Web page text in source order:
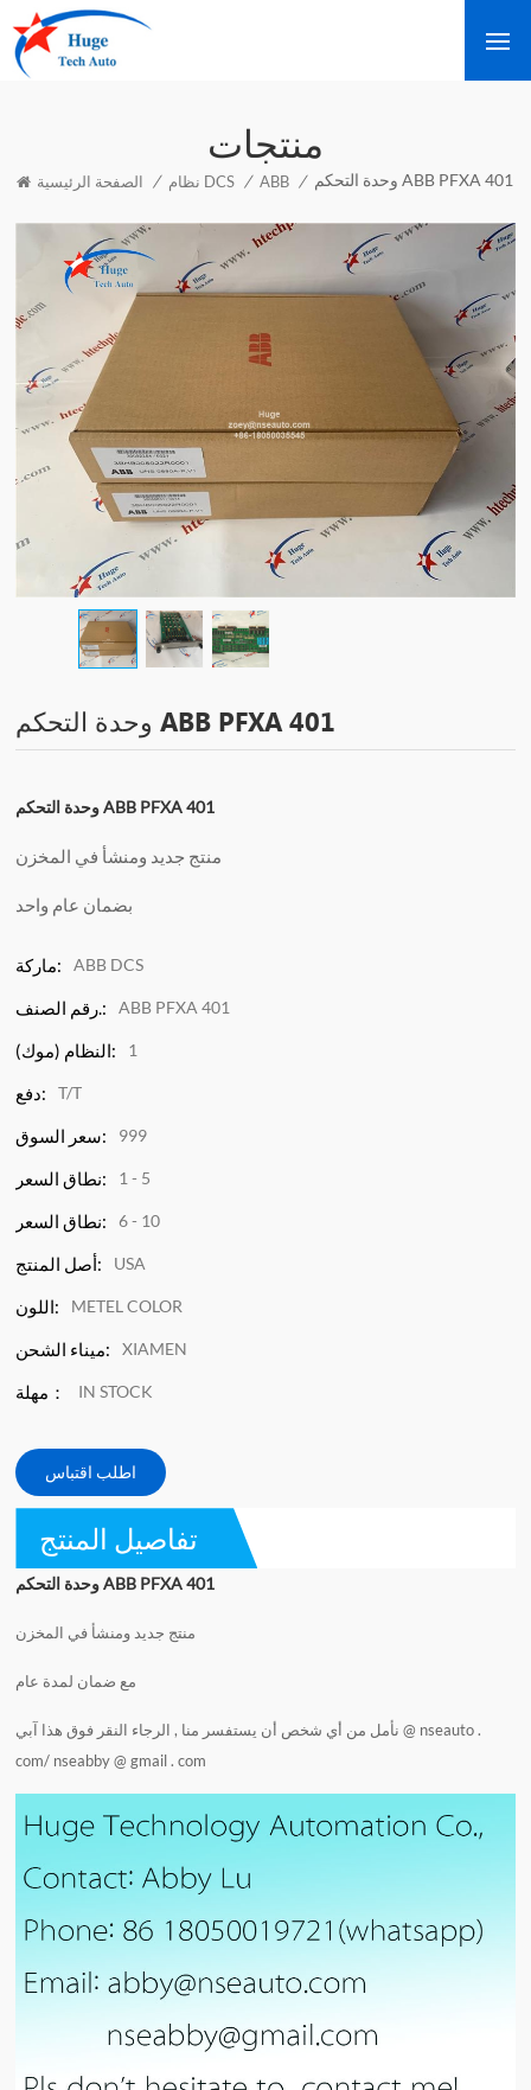
منتجات
الصفحة الرئيسية / نظام DCS / ABB / وحدة التحكم ABB PFXA 401
وحدة التحكم ABB PFXA 401
وحدة التحكم ABB PFXA 401
منتج جديد ومنشأ في المخزن
بضمان عام واحد
ماركة: ABB DCS
رقم الصنف.: ABB PFXA 401
النظام (موك): 1
دفع: T/T
سعر السوق: 999
نطاق السعر: 1 - 5
نطاق السعر: 6 - 10
أصل المنتج: USA
اللون: METEL COLOR
ميناء الشحن: XIAMEN
مهلة： IN STOCK
اطلب اقتباس
تفاصيل المنتج
وحدة التحكم ABB PFXA 401
منتج جديد ومنشأ في المخزن
مع ضمان لمدة عام
نأمل من أي شخص أن يستفسر منا , الرجاء النقر فوق هذا آبي @ nseauto .
com/ nseabby @ gmail . com